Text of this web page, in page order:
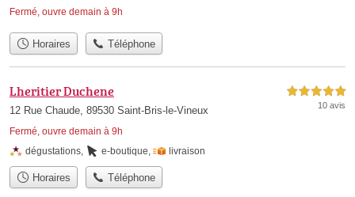
Fermé, ouvre demain à 9h
Horaires Téléphone
Lheritier Duchene
12 Rue Chaude, 89530 Saint-Bris-le-Vineux
Fermé, ouvre demain à 9h
5,0 étoiles sur 5
10 avis
dégustations, e-boutique, livraison
Horaires Téléphone